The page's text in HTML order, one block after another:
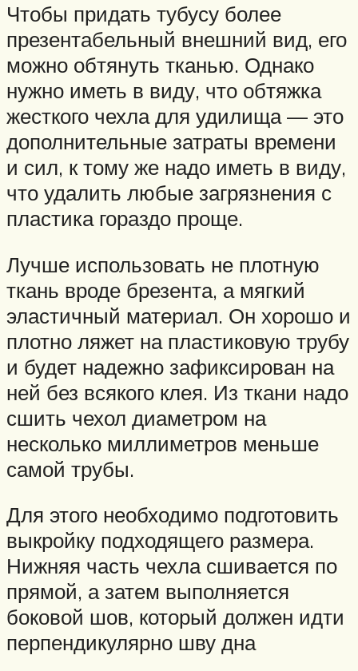
Чтобы придать тубусу более
презентабельный внешний вид, его
можно обтянуть тканью. Однако
нужно иметь в виду, что обтяжка
жесткого чехла для удилища — это
дополнительные затраты времени
и сил, к тому же надо иметь в виду,
что удалить любые загрязнения с
пластика гораздо проще.
Лучше использовать не плотную
ткань вроде брезента, а мягкий
эластичный материал. Он хорошо и
плотно ляжет на пластиковую трубу
и будет надежно зафиксирован на
ней без всякого клея. Из ткани надо
сшить чехол диаметром на
несколько миллиметров меньше
самой трубы.
Для этого необходимо подготовить
выкройку подходящего размера.
Нижняя часть чехла сшивается по
прямой, а затем выполняется
боковой шов, который должен идти
перпендикулярно шву дна